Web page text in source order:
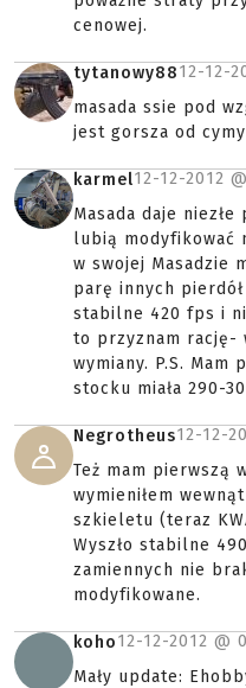
cenowej.
tytanowy8812-12-
masada ssie pod
jest gorsza od cymy
karmel12-12-2012 @
Masada daje
lubią modyfikować
w swojej Masadzie
parę innych
stabilne 420 fps i
to przyznam rację-
wymiany. P.S. Mam
stocku miała 290-
Negrotheus12-12-
Też mam pierwszą
wymieniłem
szkieletu (teraz
Wyszło stabilne
zamiennych nie
modyfikowane.
koho12-12-2012 @
Mały update: